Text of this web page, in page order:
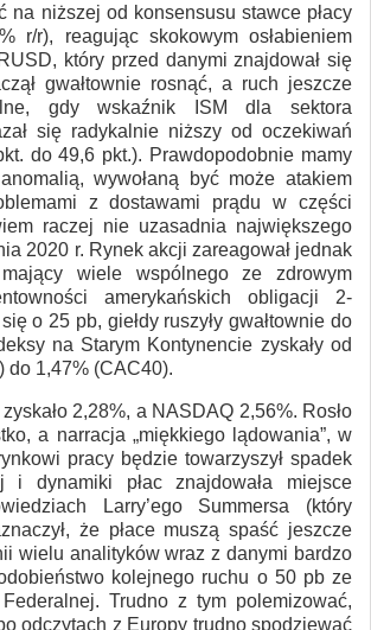
na niższej od konsensusu stawce płacy
r/r), reagując skokowym osłabieniem
który przed danymi znajdował się
gwałtownie rosnąć, a ruch jeszcze
gdy wskaźnik ISM dla sektora
się radykalnie niższy od oczekiwań
do 49,6 pkt.). Prawdopodobnie mamy
wywołaną być może atakiem
z dostawami prądu w części
raczej nie uzasadnia największego
2020 r. Rynek akcji zareagował jednak
wiele wspólnego ze zdrowym
amerykańskich obligacji 2-
się o 25 pb, giełdy ruszyły gwałtownie do
na Starym Kontynencie zyskały od
do 1,47% (CAC40).
2,28%, a NASDAQ 2,56%. Rosło
a narracja „miękkiego lądowania”, w
pracy będzie towarzyszył spadek
i dynamiki płac znajdowała miejsce
Larry’ego Summersa (który
że płace muszą spaść jeszcze
wielu analityków wraz z danymi bardzo
kolejnego ruchu o 50 pb ze
Trudno z tym polemizować,
odczytach z Europy trudno spodziewać